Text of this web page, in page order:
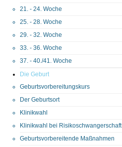
21. - 24. Woche
25. - 28. Woche
29. - 32. Woche
33. - 36. Woche
37. - 40./41. Woche
Die Geburt
Geburtsvorbereitungskurs
Der Geburtsort
Klinikwahl
Klinikwahl bei Risikoschwangerschaft
Geburtsvorbereitende Maßnahmen